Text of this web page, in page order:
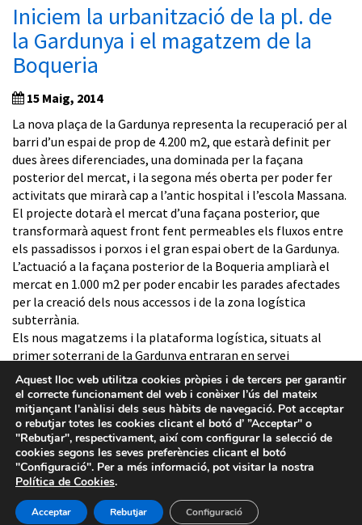
Iniciem la urbanització de la pl. de
la Gardunya i el magatzem de la
Boqueria
15 Maig, 2014
La nova plaça de la Gardunya representa la recuperació per al
barri d’un espai de prop de 4.200 m2, que estarà definit per
dues àrees diferenciades, una dominada per la façana
posterior del mercat, i la segona més oberta per poder fer
activitats que mirarà cap a l’antic hospital i l’escola Massana.
El projecte dotarà el mercat d’una façana posterior, que
transformarà aquest front fent permeables els fluxos entre
els passadissos i porxos i el gran espai obert de la Gardunya.
L’actuació a la façana posterior de la Boqueria ampliarà el
mercat en 1.000 m2 per poder encabir les parades afectades
per la creació dels nous accessos i de la zona logística
subterrània.
Els nous magatzems i la plataforma logística, situats al
primer soterrani de la Gardunya entraran en servei
parcialment després de setmana santa.
Avís legal-Política de privacitat
Sistema intern d’informació- Barcelona d'Infraestructures
Municipals - 2026
Aquest lloc web utilitza cookies pròpies i de tercers per garantir
el correcte funcionament del web i conèixer l’ús del mateix
mitjançant l'anàlisi dels seus hàbits de navegació. Pot acceptar
o rebutjar totes les cookies clicant el botó d’ ”Acceptar" o
"Rebutjar", respectivament, així com configurar la selecció de
cookies segons les seves preferències clicant el botó
"Configuració". Per a més informació, pot visitar la nostra
Política de Cookies.
Acceptar Rebutjar Configuració